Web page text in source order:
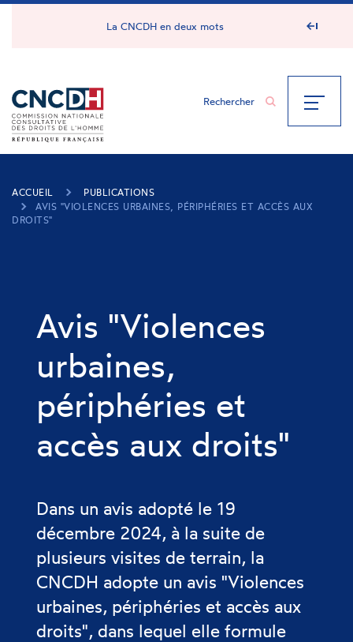
Panneau de gestion des cookies
La CNCDH en deux mots
ACCUEIL
PUBLICATIONS
AVIS "VIOLENCES URBAINES, PÉRIPHÉRIES ET ACCÈS AUX
DROITS"
Avis "Violences
urbaines,
périphéries et
accès aux droits"
Dans un avis adopté le 19
décembre 2024, à la suite de
plusieurs visites de terrain, la
CNCDH adopte un avis "Violences
urbaines, périphéries et accès aux
droits", dans lequel elle formule